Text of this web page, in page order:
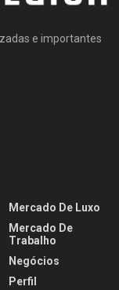
e importantes
Mercado De Luxo
Mercado De
Trabalho
Negócios
Perfil